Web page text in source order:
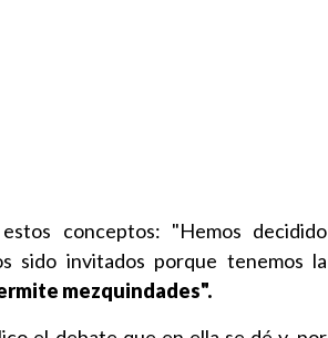
conceptos: "Hemos decidido
sido invitados porque tenemos la
mezquindades".